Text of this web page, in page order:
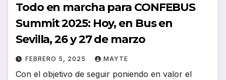
Todo en marcha para CONFEBUS
Summit 2025: Hoy, en Bus en
Sevilla, 26 y 27 de marzo
FEBRERO 5, 2025 MAYTE
Con el objetivo de seguir poniendo en valor el